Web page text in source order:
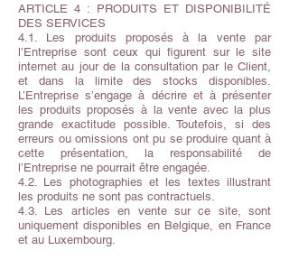
ARTICLE 4 : PRODUITS ET DISPONIBILITÉ
DES SERVICES
4.1. Les produits proposés à la vente par
l’Entreprise sont ceux qui figurent sur le site
internet au jour de la consultation par le Client,
et dans la limite des stocks disponibles.
L’Entreprise s’engage à décrire et à présenter
les produits proposés à la vente avec la plus
grande exactitude possible. Toutefois, si des
erreurs ou omissions ont pu se produire quant à
cette présentation, la responsabilité de
l’Entreprise ne pourrait être engagée.
4.2. Les photographies et les textes illustrant
les produits ne sont pas contractuels.
4.3. Les articles en vente sur ce site, sont
uniquement disponibles en Belgique, en France
et au Luxembourg.